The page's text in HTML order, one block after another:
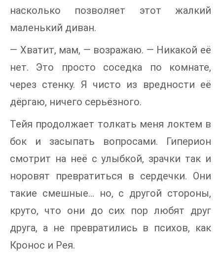
насколько позволяет этот жалкий
маленький диван.
— Хватит, мам, — возражаю. — Никакой её
нет. Это просто соседка по комнате,
через стенку. Я чисто из вредности её
дёргаю, ничего серьёзного.
Тейя продолжает толкать меня локтем в
бок и засыпать вопросами. Гиперион
смотрит на неё с улыбкой, зрачки так и
норовят превратиться в сердечки. Они
такие смешные… но, с другой стороны,
круто, что они до сих пор любят друг
друга, а не превратились в психов, как
Кронос и Рея.